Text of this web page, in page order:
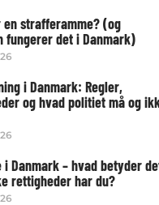
en strafferamme? (og
fungerer det i Danmark)
i Danmark: Regler,
og hvad politiet må og
i Danmark – hvad betyder
rettigheder har du?